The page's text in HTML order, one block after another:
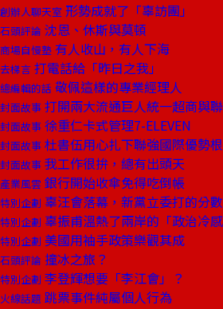
創辦人聊天室 形勢成就了「辜訪團」
石頭評論 沈恩、休斯與莫頓
商場自慢塾 有人收山，有人下海
去梯言 打電話給「昨日之我」
總編輯的話 敬佩這樣的專業經理人
封面故事 打開兩大流通巨人統一超商與
封面故事 徐重仁卡式管理7-ELEVEN
封面故事 杜書伍用心扎下聯強國際優勢
封面故事 我工作很拚，總有出頭天
產業風雲 銀行開始收傘免得吃倒帳
特別企劃 辜汪會落幕，新黨立委打的分
特別企劃 辜振甫溫熱了兩岸的「政治冷感
特別企劃 美國用袖手政策樂觀其成
石頭評論 撞冰之旅？
特別企劃 李登輝想要「李江會」？
火線話題 跳票事件純屬個人行為